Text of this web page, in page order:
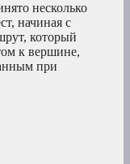
несколько
начиная с
который
к вершине,
при